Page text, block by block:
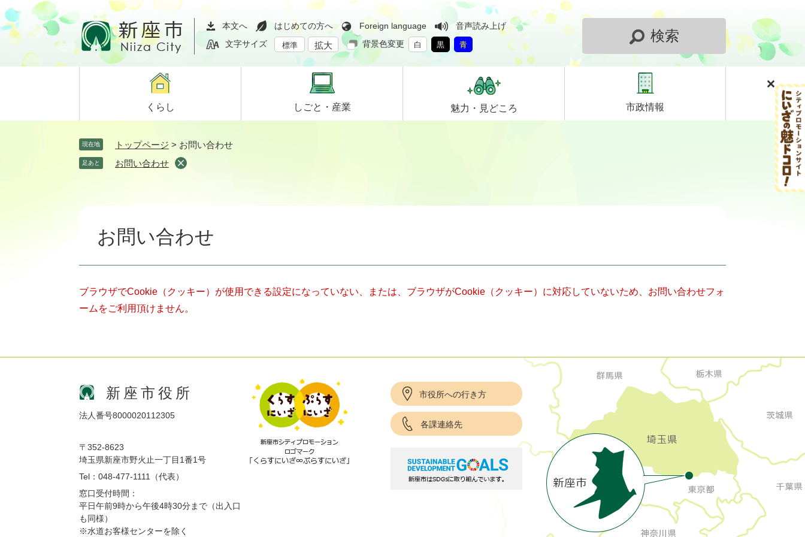
ペ
ー
ジ
メ
ニ
ュ
て
本文へ はじめての方へ Foreign language
音声読み上げ
文字サイズ
標準 拡大 背景色変更 白 黒 青
検索
くらし しごと・ 産業 魅力・ 見どころ 市政情報
現在地 トップページ > お問い合わせ
足あと お問い合わせ
お問い合わせ
ブラウザでCookie（クッキー）が使用できる設定になっていない、または、ブラウザがCookie（クッキー）に対応していないため、お問い合わせフォ
ームをご利用頂けません。
新座市役所
法人番号8000020112305
〒352-8623
埼玉県新座市野火止一丁目1番1号
Tel：048-477-1111（代表）
窓口受付時間：
平日午前9時から午後4時30分まで（出入口
も同様）
※水道お客様センターを除く
市役所への行き方
各課連絡先